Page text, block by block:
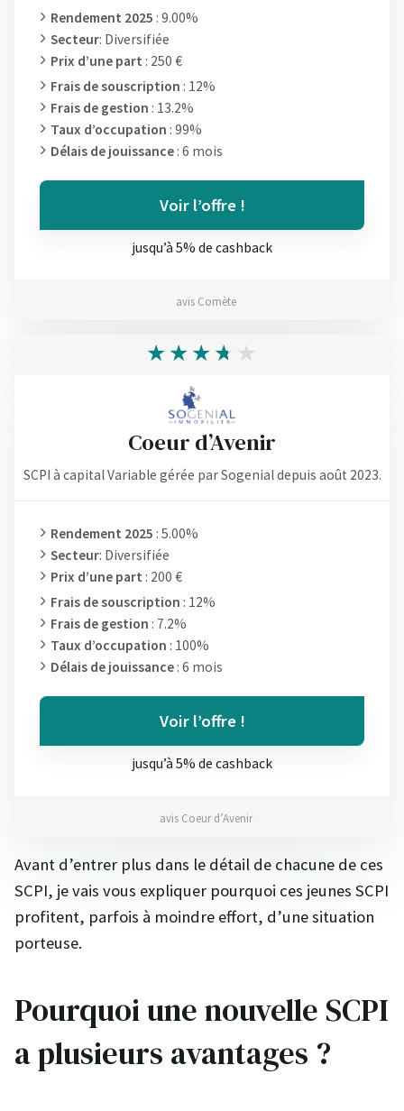
Rendement 2025 : 9.00%
Secteur: Diversifiée
Prix d’une part : 250 €
Frais de souscription : 12%
Frais de gestion : 13.2%
Taux d’occupation : 99%
Délais de jouissance : 6 mois
Voir l’offre !
jusqu’à 5% de cashback
avis Comète
Coeur d’Avenir
SCPI à capital Variable gérée par Sogenial depuis août 2023.
Rendement 2025 : 5.00%
Secteur: Diversifiée
Prix d’une part : 200 €
Frais de souscription : 12%
Frais de gestion : 7.2%
Taux d’occupation : 100%
Délais de jouissance : 6 mois
Voir l’offre !
jusqu’à 5% de cashback
avis Coeur d’Avenir
Avant d’entrer plus dans le détail de chacune de ces
SCPI, je vais vous expliquer pourquoi ces jeunes SCPI
profitent, parfois à moindre effort, d’une situation
porteuse.
Pourquoi une nouvelle SCPI
a plusieurs avantages ?